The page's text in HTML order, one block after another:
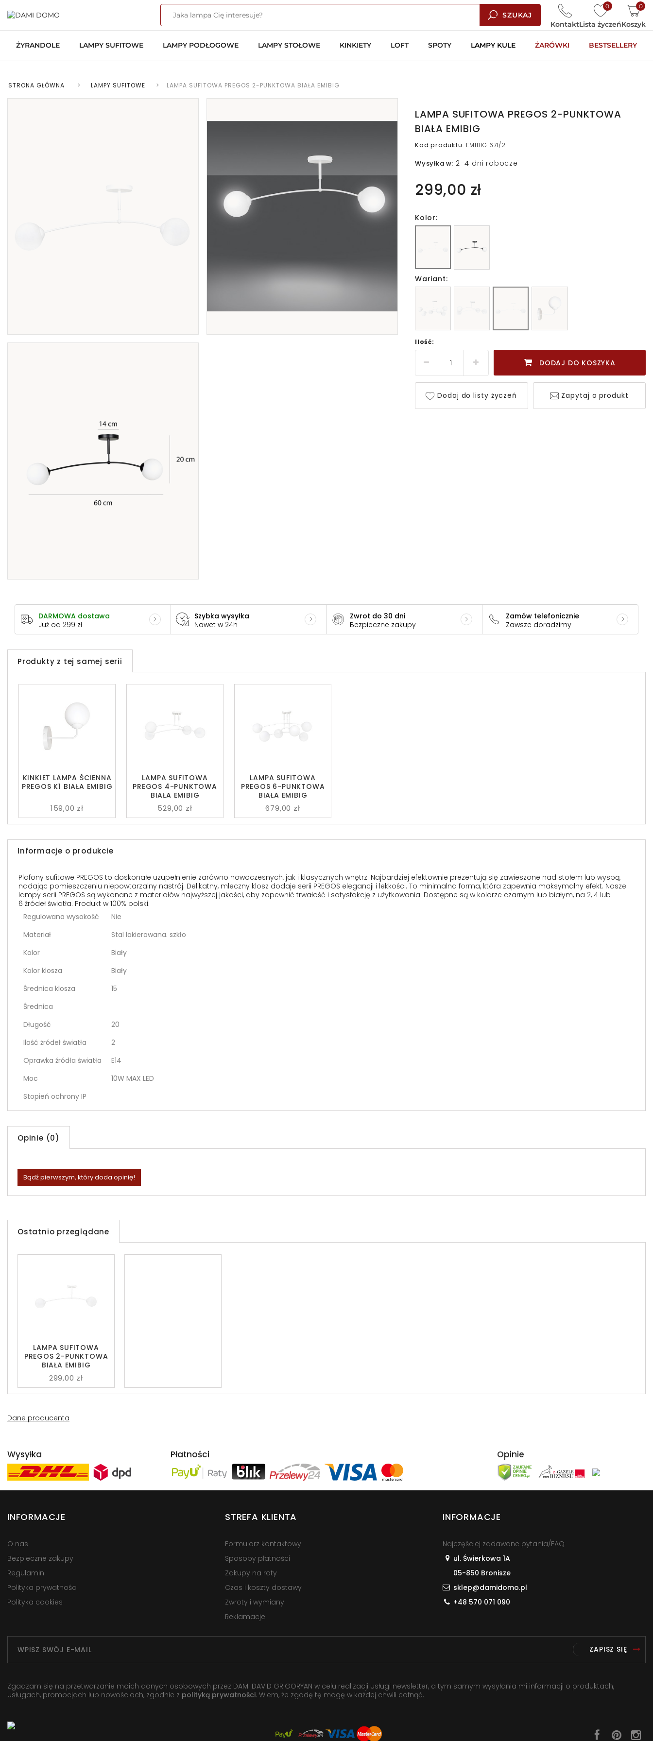
SZUKAJ
0
Lista życzeń
0
Koszyk
Kontakt
ŻYRANDOLE LAMPY SUFITOWE LAMPY PODŁOGOWE LAMPY STOŁOWE KINKIETY LOFT SPOTY LAMPY KULE ŻARÓWKI BESTSELLERY
STRONA GŁÓWNA > LAMPY SUFITOWE > LAMPA SUFITOWA PREGOS 2-PUNKTOWA BIAŁA EMIBIG
LAMPA SUFITOWA PREGOS 2-PUNKTOWA
BIAŁA EMIBIG
Kod produktu: EMIBIG 671/2
Wysyłka w: 2–4 dni robocze
299,00 zł
Kolor:
Wariant:
Ilość:
DODAJ DO KOSZYKA
Dodaj do listy życzeń Zapytaj o produkt
DARMOWA dostawa
Już od 299 zł
Szybka wysyłka
Nawet w 24h
Zwrot do 30 dni
Bezpieczne zakupy
Zamów telefonicznie
Zawsze doradzimy
Produkty z tej samej serii
LAMPA SUFITOWA
PREGOS 4-PUNKTOWA
BIAŁA EMIBIG
529,00 zł
LAMPA SUFITOWA
PREGOS 6-PUNKTOWA
BIAŁA EMIBIG
679,00 zł
KINKIET LAMPA ŚCIENNA
PREGOS K1 BIAŁA EMIBIG
159,00 zł
Informacje o produkcie
Plafony sufitowe PREGOS to doskonałe uzupełnienie zarówno nowoczesnych, jak i klasycznych wnętrz. Najbardziej efektownie prezentują się zawieszone nad stołem lub wyspą,
nadając pomieszczeniu niepowtarzalny nastrój. Delikatny, mleczny klosz dodaje serii PREGOS elegancji i lekkości. To minimalna forma, która zapewnia maksymalny efekt. Nasze
lampy serii PREGOS są wykonane z materiałów najwyższej jakości, aby zapewnić trwałość i satysfakcję z użytkowania. Dostępne są w kolorze czarnym lub białym, na 2, 4 lub
6 źródeł światła. Produkt w 100% polski.
Regulowana wysokość
Nie
Materiał
Stal lakierowana. szkło
Kolor
Biały
Kolor klosza
Biały
Średnica klosza
15
Średnica
Długość
20
Ilość żródeł światła
2
Oprawka źródła światła
E14
Moc
10W MAX LED
Stopień ochrony IP
Opinie (0)
Bądź pierwszym, który doda opinię!
Ostatnio przeglądane
LAMPA SUFITOWA
PREGOS 2-PUNKTOWA
BIAŁA EMIBIG
299,00 zł
Dane producenta
Wysyłka Płatności Opinie
INFORMACJE
O nas
Bezpieczne zakupy
Regulamin
Polityka prywatności
Polityka cookies
STREFA KLIENTA
Formularz kontaktowy
Sposoby płatności
Zakupy na raty
Czas i koszty dostawy
Zwroty i wymiany
Reklamacje
INFORMACJE
Najczęściej zadawane pytania/FAQ
ul. Świerkowa 1A
05-850 Bronisze
sklep@damidomo.pl
+48 570 071 090
ZAPISZ SIĘ
Zgadzam się na przetwarzanie moich danych osobowych przez DAMI DAVID GRIGORYAN w celu realizacji usługi newsletter, a tym samym wysyłania mi informacji o produktach,
usługach, promocjach lub nowościach, zgodnie z polityką prywatności. Wiem, że zgodę tę mogę w każdej chwili cofnąć.